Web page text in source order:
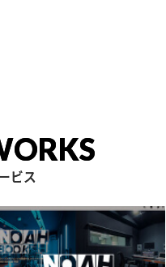
ビス